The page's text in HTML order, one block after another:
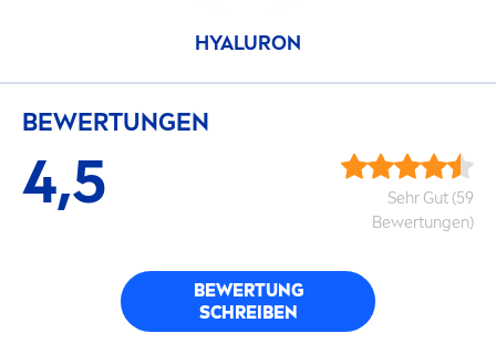
HYALURON
BEWERTUNGEN
4,5
Sehr Gut (59
Bewertungen)
BEWERTUNG
SCHREIBEN